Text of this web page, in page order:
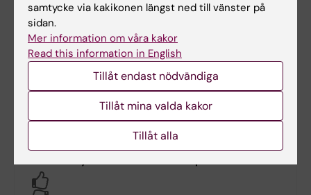
Campinas, Brasilien Foto: Privat
samtycke via kakikonen längst ned till vänster på
sidan.
Mer information om våra kakor
Read this information in English
Tillåt endast nödvändiga
Tillåt mina valda kakor
Tillåt alla